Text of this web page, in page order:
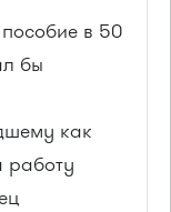
в 50
бы
как
работу